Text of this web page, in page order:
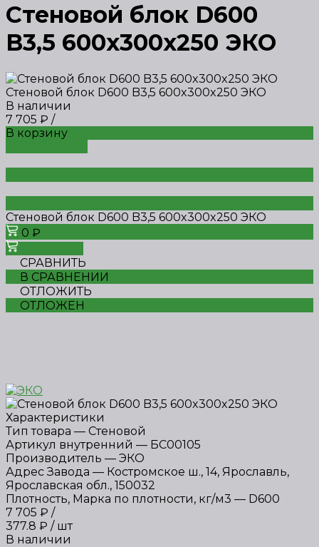
Стеновой блок D600
B3,5 600x300x250 ЭКО
Стеновой блок D600 B3,5 600x300x250 ЭКО
В наличии
7 705 ₽ /
В корзину
Стеновой блок D600 B3,5 600x300x250 ЭКО
0 ₽
СРАВНИТЬ
В СРАВНЕНИИ
ОТЛОЖИТЬ
ОТЛОЖЕН
Характеристики
Тип товара — Стеновой
Артикул внутренний — БС00105
Производитель — ЭКО
Адрес Завода — Костромское ш., 14, Ярославль,
Ярославская обл., 150032
Плотность, Марка по плотности, кг/м3 — D600
7 705 ₽ /
377.8 ₽ / шт
В наличии